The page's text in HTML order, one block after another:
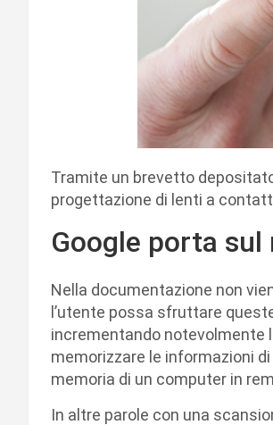
Tramite un brevetto
progettazione di lenti a
Google porta
Nella documentazione non
l’utente possa sfruttare
incrementando notevolmente
memorizzare le informazioni
memoria di un computer in
In altre parole con una